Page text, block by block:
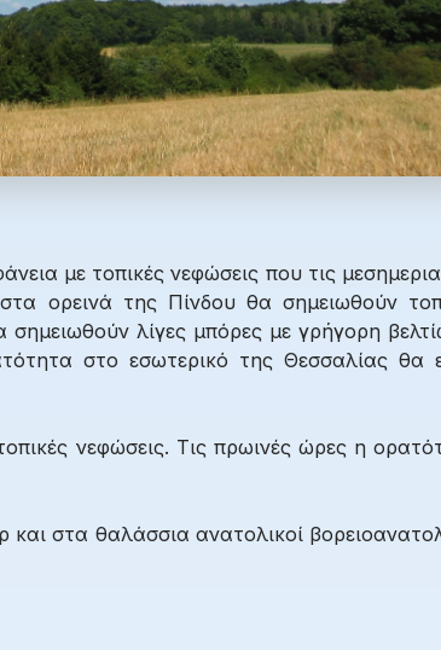
με τοπικές νεφώσεις που τις
ορεινά της Πίνδου θα σημειωθούν
λίγες μπόρες με γρήγορη
στο εσωτερικό της Θεσσαλίας θα
νεφώσεις. Τις πρωινές ώρες η
και στα θαλάσσια ανατολικοί